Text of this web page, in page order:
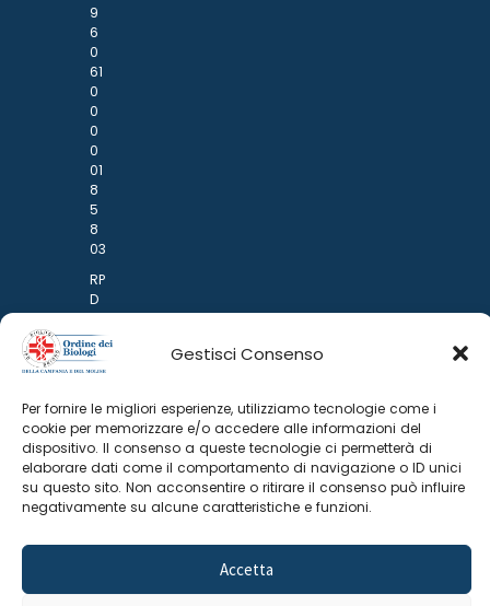
Gestisci Consenso
Per fornire le migliori esperienze, utilizziamo tecnologie come i
cookie per memorizzare e/o accedere alle informazioni del
dispositivo. Il consenso a queste tecnologie ci permetterà di
elaborare dati come il comportamento di navigazione o ID unici
su questo sito. Non acconsentire o ritirare il consenso può influire
negativamente su alcune caratteristiche e funzioni.
Accetta
9
6
0
61
0
0
0
0
01
8
5
8
03
RP
D
–
Av
v.
M
io
Po
n
ar
i
E
rp